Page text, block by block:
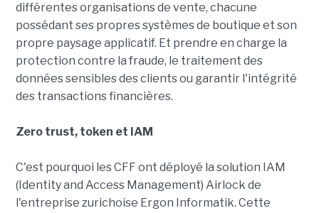
différentes organisations de vente, chacune
possédant ses propres systèmes de boutique et son
propre paysage applicatif. Et prendre en charge la
protection contre la fraude, le traitement des
données sensibles des clients ou garantir l'intégrité
des transactions financières.
Zero trust, token et IAM
C'est pourquoi les CFF ont déployé la solution IAM
(Identity and Access Management) Airlock de
l'entreprise zurichoise Ergon Informatik. Cette